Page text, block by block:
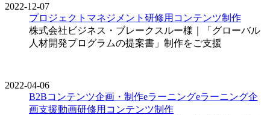
2022-12-07
プロジェクトマネジメント 研修用コンテンツ制作
株式会社ビジネス・ブレークスルー様｜「グローバル
人材開発プログラムの提案書」制作をご支援
2022-04-06
B2Bコンテンツ企画・制作eラーニングeラーニング企
画支援動画研修用コンテンツ制作